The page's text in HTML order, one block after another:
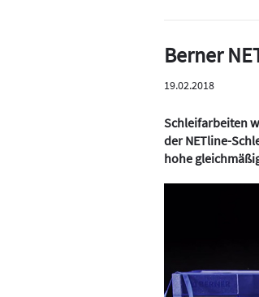
Berner
19.02.2018
Schleifarbeiten
der NETline-
hohe